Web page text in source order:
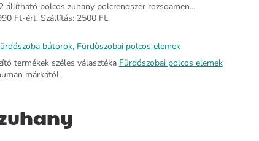
állítható polcos zuhany polcrendszer rozsdamen...
Ft-ért. Szállítás: 2500 Ft.
bútorok, Fürdőszobai polcos elemek
termékek széles választéka Fürdőszobai polcos elemek
márkától.